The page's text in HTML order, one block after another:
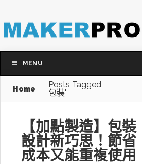
MENU
Home
Posts Tagged
包裝"
【加點製造】包裝
設計新巧思！節省
成本又能重複使用